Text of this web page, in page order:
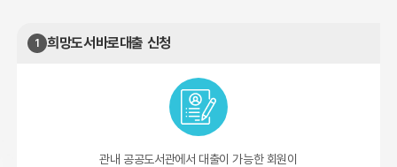
1 희망도서바로대출 신청
관내 공공도서관에서 대출이 가능한 회원이